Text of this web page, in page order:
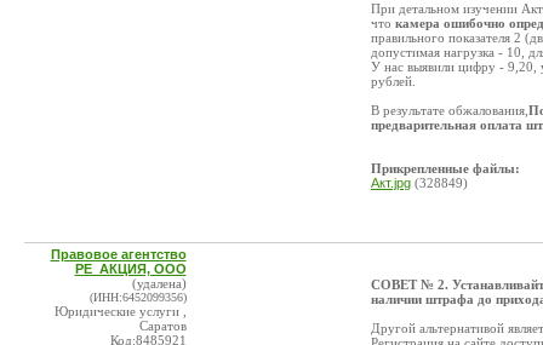
При детальном изучении
что камера ошибочно
правильного показателя 2
допустимая нагрузка - 10,
У нас выявили цифру - 9,20,
рублей.
В результате обжалования,
предварительная оплата
Прикрепленные файлы:
Акт.jpg (328849)
Правовое агентство
РЕ_АКЦИЯ, ООО
(удалена)
(ИНН:6452099356)
Юридические услуги ,
Саратов
Код:8485921
СОВЕТ № 2.
наличии штрафа до
Другой альтернативой